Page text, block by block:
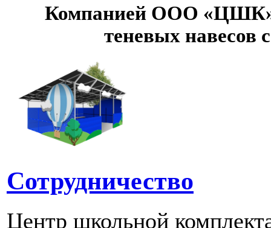
Компанией ООО «ЦШК»
теневых навесов
Сотрудничество
Центр школьной